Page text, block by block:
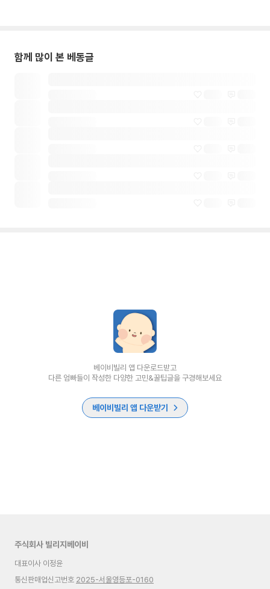
함께 많이 본 베동글
베이비빌리 앱 다운로드받고
다른 엄빠들이 작성한 다양한 고민&꿀팁글을 구경해보세요
베이비빌리 앱 다운받기
주식회사 빌리지베이비
대표이사 이정윤
통신판매업신고번호 2025-서울영등포-0160